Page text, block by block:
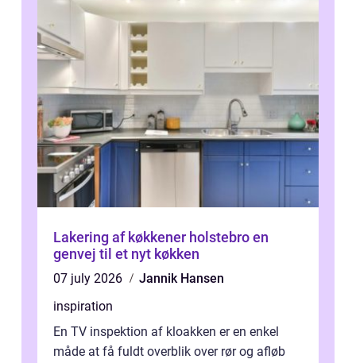
Lakering af køkkener holstebro en
genvej til et nyt køkken
07 july 2026
Jannik Hansen
inspiration
En TV inspektion af kloakken er en enkel
måde at få fuldt overblik over rør og afløb